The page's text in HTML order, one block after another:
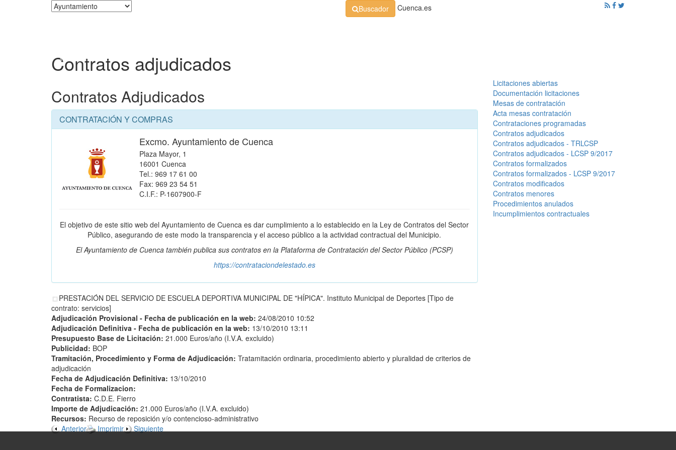
Buscador Cuenca.es
Contratos adjudicados
Contratos Adjudicados
CONTRATACIÓN Y COMPRAS
Excmo. Ayuntamiento de Cuenca
Plaza Mayor, 1
16001 Cuenca
Tel.: 969 17 61 00
Fax: 969 23 54 51
C.I.F.: P-1607900-F
El objetivo de este sitio web del Ayuntamiento de Cuenca es dar cumplimiento a lo establecido en la Ley de Contratos del Sector
Público, asegurando de este modo la transparencia y el acceso público a la actividad contractual del Municipio.
El Ayuntamiento de Cuenca también publica sus contratos en la Plataforma de Contratación del Sector Público(PCSP)
https://contrataciondelestado.es
PRESTACIÓN DEL SERVICIO DE ESCUELA DEPORTIVA MUNICIPAL DE "HÍPICA". Instituto Municipal de Deportes [Tipo de
contrato: servicios]
Adjudicación Provisional - Fecha de publicación en la web: 24/08/2010 10:52
Adjudicación Definitiva - Fecha de publicación en la web: 13/10/2010 13:11
Presupuesto Base de Licitación: 21.000 Euros/año (I.V.A. excluido)
Publicidad: BOP
Tramitación, Procedimiento y Forma de Adjudicación: Tratamitación ordinaria, procedimiento abierto y pluralidad de criterios de
adjudicación
Fecha de Adjudicación Definitiva: 13/10/2010
Fecha de Formalizacion:
Contratista: C.D.E. Fierro
Importe de Adjudicación: 21.000 Euros/año (I.V.A. excluido)
Recursos: Recurso de reposición y/o contencioso-administrativo
Anterior
Imprimir Siguiente
Licitaciones abiertas
Documentación licitaciones
Mesas de contratación
Acta mesas contratación
Contrataciones programadas
Contratos adjudicados
Contratos adjudicados - TRLCSP
Contratos adjudicados - LCSP 9/2017
Contratos formalizados
Contratos formalizados - LCSP 9/2017
Contratos modificados
Contratos menores
Procedimientos anulados
Incumplimientos contractuales